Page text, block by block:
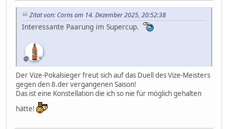
Zitat von: Corns am 14. Dezember 2025, 20:52:38
Interessante Paarung im Supercup.
Der Vize-Pokalsieger freut sich auf das Duell des Vize-Meisters
gegen den 8.der vergangenen Saison!
Das ist eine Konstellation die ich so nie für möglich gehalten
hätte!